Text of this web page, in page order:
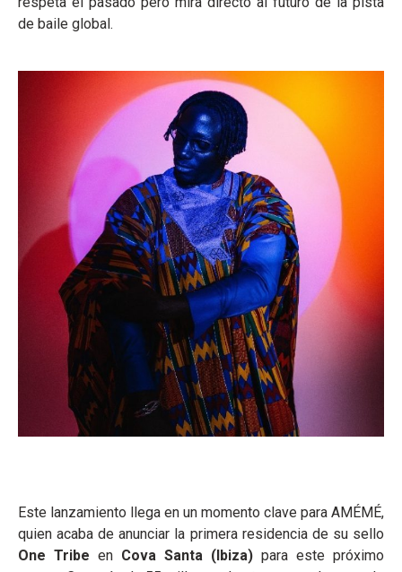
de baile global.
Este lanzamiento llega en un momento clave para AMÉMÉ,
quien acaba de anunciar la primera residencia de su sello
One Tribe en Cova Santa (Ibiza) para este próximo